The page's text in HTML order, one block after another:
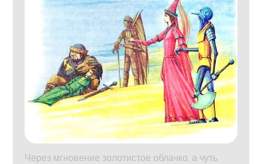
Через мгновение золотистое облачко, а чуть